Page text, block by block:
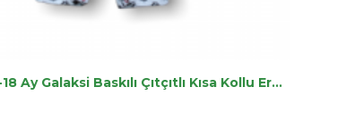
6-9 9-12 12-18 Ay Galaksi Baskılı Çıtçıtlı Kısa Kollu Erkek Bebek Tulumu